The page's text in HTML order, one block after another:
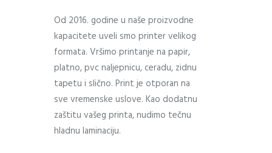
Od 2016. godine u naše proizvodne
kapacitete uveli smo printer velikog
formata. Vršimo printanje na papir,
platno, pvc naljepnicu, ceradu, zidnu
tapetu i slično. Print je otporan na
sve vremenske uslove. Kao dodatnu
zaštitu vašeg printa, nudimo tečnu
hladnu laminaciju.